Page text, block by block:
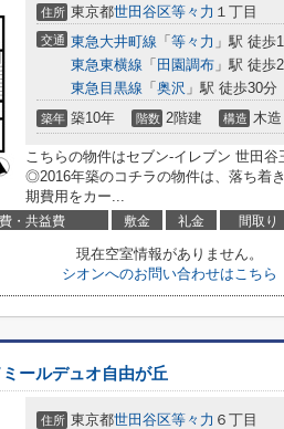
住所 東京都世田谷区等々力 １丁目
交通 東急大井町線 「 等々力 」駅 徒歩
東急東横線 「 田園調布 」駅 徒歩
東急目黒線 「 奥沢 」駅 徒歩30分
築年 築10年 階数 2階建 構造 木造
こちらの物件はセブン-イレブン 世田
◎2016年築のコチラの物件は、落ち着
期費用をカー...
・共益費 敷金 礼金 間取り
現在空室情報がありません。
シオンへのお問い合わせはこちら
ールデュオ自由が丘
住所 東京都世田谷区等々力 ６丁目